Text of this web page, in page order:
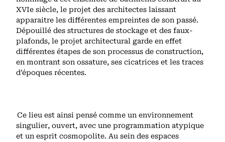
XVIe siècle, le projet des architectes laissant
apparaitre les différentes empreintes de son passé.
Dépouillé des structures de stockage et des faux-
plafonds, le projet architectural garde en effet
différentes étapes de son processus de construction,
en montrant son ossature, ses cicatrices et les traces
d’époques récentes.
Ce lieu est ainsi pensé comme un environnement
singulier, ouvert, avec une programmation atypique
et un esprit cosmopolite. Au sein des espaces